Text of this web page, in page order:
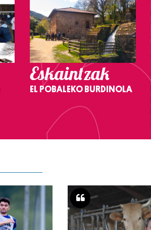
Eskaintzak
EL POBALEKO BURDINOLA